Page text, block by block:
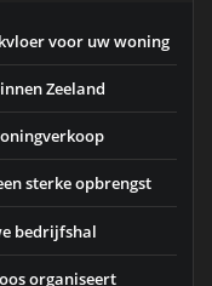
voor uw woning
Zeeland
sterke opbrengst
bedrijfshal
organiseert